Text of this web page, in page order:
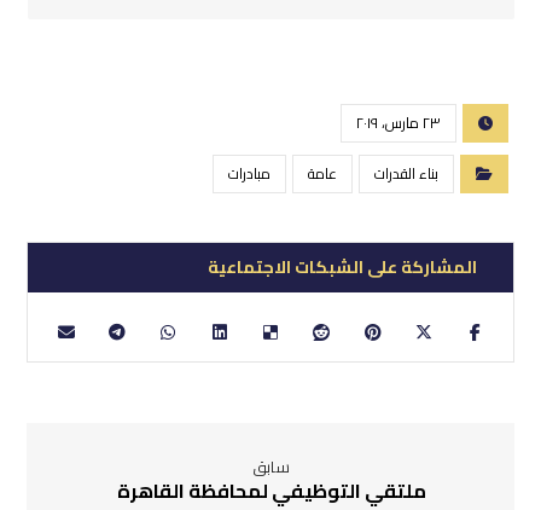
٢٣ مارس، ٢٠١٩
بناء القدرات
عامة مبادرات
سابق
ملتقي التوظيفي لمحافظة القاهرة